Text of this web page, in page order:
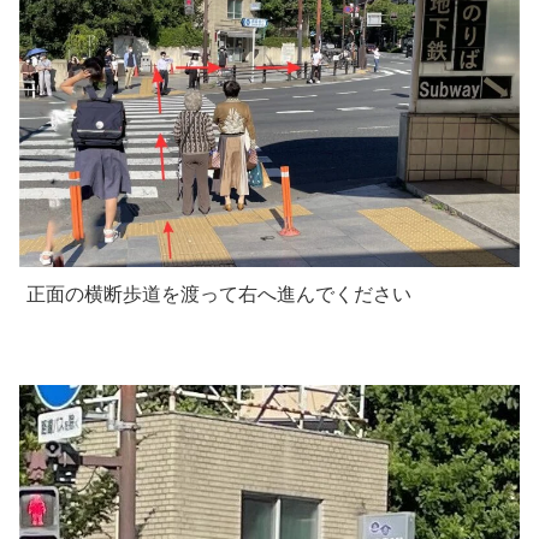
正面の横断歩道を渡って右へ進んでください